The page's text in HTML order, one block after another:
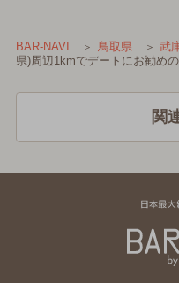
BAR-NAVI 鳥取県 武
県)周辺1kmでデートにお勧め
関